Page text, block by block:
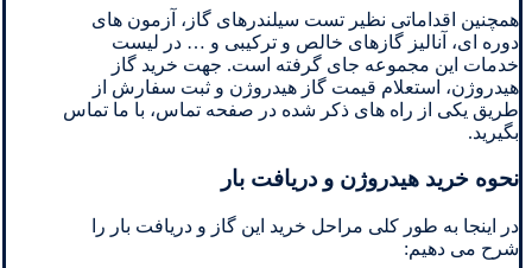
همچنین اقداماتی نظیر تست سیلندرهای گاز، آزمون های
دوره ای، آنالیز گازهای خالص و ترکیبی و … در لیست
خدمات این مجموعه جای گرفته است. جهت خرید گاز
هیدروژن، استعلام قیمت گاز هیدروژن و ثبت سفارش از
طریق یکی از راه های ذکر شده در صفحه تماس، با ما تماس
بگیرید.
نحوه خرید هیدروژن و دریافت بار
در اینجا به طور کلی مراحل خرید این گاز و دریافت بار را
شرح می دهیم: